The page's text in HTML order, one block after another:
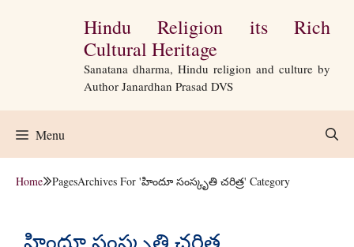
Hindu Religion its Rich
Cultural Heritage
Sanatana dharma, Hindu religion and culture by
Author Janardhan Prasad DVS
Menu
Home PagesArchives For 'హిందూ సంస్కృతి చరిత్ర' Category